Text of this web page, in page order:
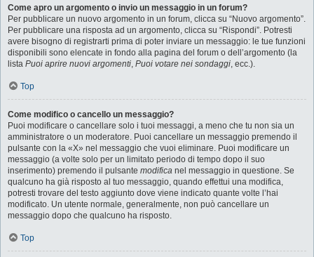
Come apro un argomento o invio un messaggio in un forum?
Per pubblicare un nuovo argomento in un forum, clicca su “Nuovo argomento”.
Per pubblicare una risposta ad un argomento, clicca su “Rispondi”. Potresti
avere bisogno di registrarti prima di poter inviare un messaggio: le tue funzioni
disponibili sono elencate in fondo alla pagina del forum o dell’argomento (la
lista Puoi aprire nuovi argomenti, Puoi votare nei sondaggi, ecc.).
Top
Come modifico o cancello un messaggio?
Puoi modificare o cancellare solo i tuoi messaggi, a meno che tu non sia un
amministratore o un moderatore. Puoi cancellare un messaggio premendo il
pulsante con la «X» nel messaggio che vuoi eliminare. Puoi modificare un
messaggio (a volte solo per un limitato periodo di tempo dopo il suo
inserimento) premendo il pulsante modifica nel messaggio in questione. Se
qualcuno ha già risposto al tuo messaggio, quando effettui una modifica,
potresti trovare del testo aggiunto dove viene indicato quante volte l’hai
modificato. Un utente normale, generalmente, non può cancellare un
messaggio dopo che qualcuno ha risposto.
Top